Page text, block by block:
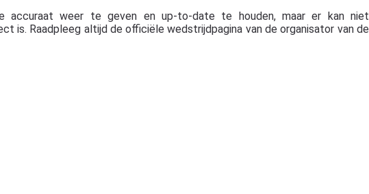
accuraat weer te geven en up-to-date te houden, maar er kan niet
is. Raadpleeg altijd de officiële wedstrijdpagina van de organisator van de